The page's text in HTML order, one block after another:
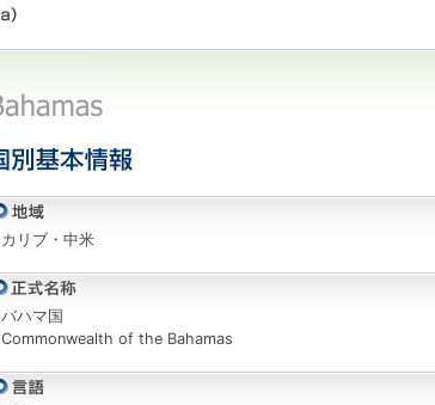
カリブ・中米
バハマ国
Commonwealth of the Bahamas